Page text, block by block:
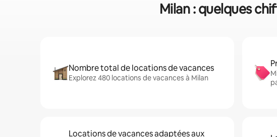
Milan : quelques
Nombre total de locations de vacances
Explorez 480 locations de vacances à Milan
Locations de vacances adaptées aux